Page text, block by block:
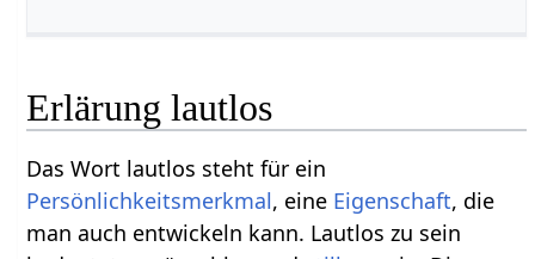
Erlärung lautlos
Das Wort lautlos steht für ein
Persönlichkeitsmerkmal, eine Eigenschaft, die
man auch entwickeln kann. Lautlos zu sein